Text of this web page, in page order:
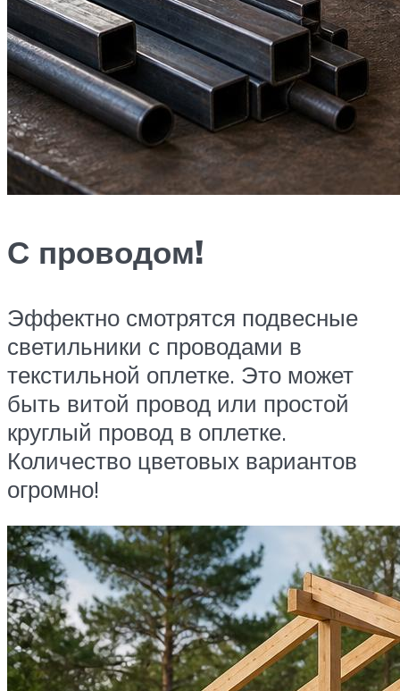
С проводом!
Эффектно смотрятся подвесные
светильники с проводами в
текстильной оплетке. Это может
быть витой провод или простой
круглый провод в оплетке.
Количество цветовых вариантов
огромно!